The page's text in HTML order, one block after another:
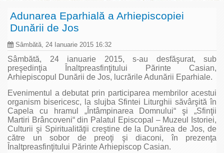
Adunarea Eparhială a Arhiepiscopiei
Dunării de Jos
Sâmbătă, 24 Ianuarie 2015 16:32
Sâmbătă, 24 ianuarie 2015, s-au desfăşurat, sub
preşedinţia Înaltpreasfinţitului Părinte Casian,
Arhiepiscopul Dunării de Jos, lucrările Adunării Eparhiale.
Evenimentul a debutat prin participarea membrilor acestui
organism bisericesc, la slujba Sfintei Liturghii săvârşită în
Capela cu hramul „Întâmpinarea Domnului“ şi „Sfinţii
Martiri Brâncoveni“ din Palatul Episcopal – Muzeul Istoriei,
Culturii şi Spiritualităţii creştine de la Dunărea de Jos, de
către un sobor de preoţi şi diaconi, în prezenţa
Înaltpreasfinţitului Părinte Arhiepiscop Casian.